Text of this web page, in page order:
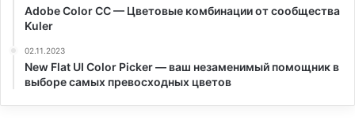
Adobe Color CC — Цветовые комбинации от сообщества
Kuler
02.11.2023
New Flat UI Color Picker — ваш незаменимый помощник в
выборе самых превосходных цветов